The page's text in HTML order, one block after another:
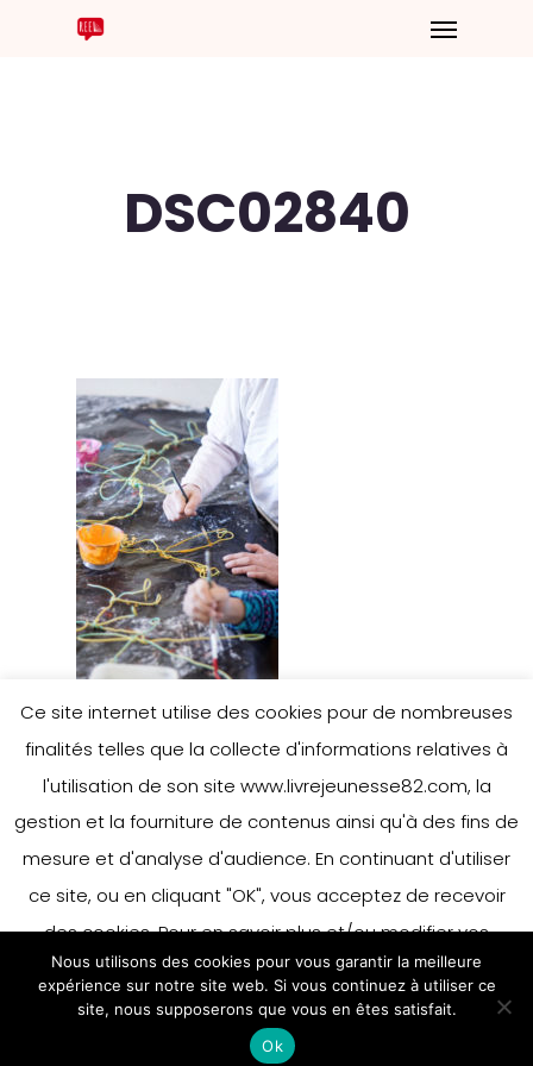
DSC02840
Ce site internet utilise des cookies pour de nombreuses
finalités telles que la collecte d'informations relatives à
l'utilisation de son site www.livrejeunesse82.com, la
gestion et la fourniture de contenus ainsi qu'à des fins de
mesure et d'analyse d'audience. En continuant d'utiliser
ce site, ou en cliquant "OK", vous acceptez de recevoir
des cookies. Pour en savoir plus et/ou modifier vos
préférences en matière de cookies, merci de vous référer
à notre politique sur les cookies.
Accepter
En savoir plus
Nous utilisons des cookies pour vous garantir la meilleure
expérience sur notre site web. Si vous continuez à utiliser ce
site, nous supposerons que vous en êtes satisfait.
Ok